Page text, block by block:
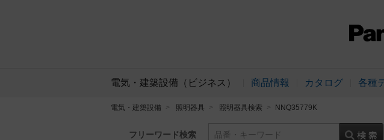
電気・建築設備（ビジネス） 商品情報 カタログ 各種
電気・建築設備 照明器具 照明器具検索 NNQ35779K
フリーワード検索 品番・キーワード